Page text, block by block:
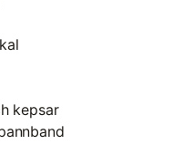
kepsar